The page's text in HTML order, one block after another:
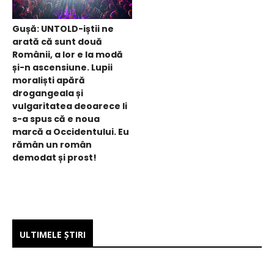
Gușă: UNTOLD-iștii ne
arată că sunt două
Românii, a lor e la modă
și-n ascensiune. Lupii
moraliști apără
drogangeala și
vulgaritatea deoarece li
s-a spus că e noua
marcă a Occidentului. Eu
rămân un român
demodat și prost!
ULTIMELE ŞTIRI